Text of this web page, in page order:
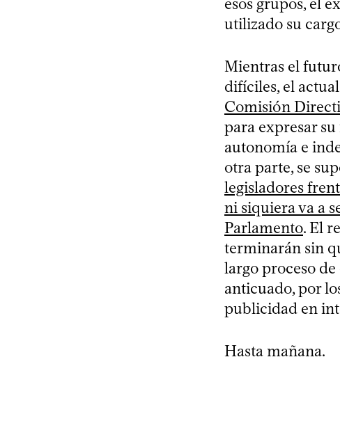
utilizado su
Mientras el
difíciles, el
Comisión
para expresar
autonomía e
otra parte, se
legisladores
ni siquiera va a
Parlamento. El
terminarán sin
largo proceso
anticuado, por
publicidad en
Hasta mañana.